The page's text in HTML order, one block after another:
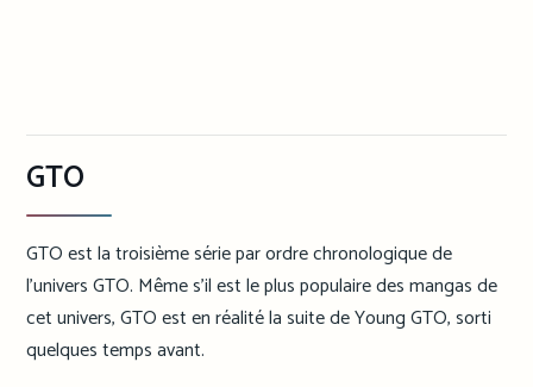
GTO
GTO est la troisième série par ordre chronologique de
l’univers GTO. Même s’il est le plus populaire des mangas de
cet univers, GTO est en réalité la suite de Young GTO, sorti
quelques temps avant.